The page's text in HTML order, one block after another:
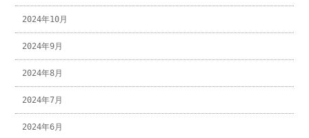
2024年10月
2024年9月
2024年8月
2024年7月
2024年6月